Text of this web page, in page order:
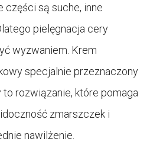
są suche, inne
pielęgnacja cery
wyzwaniem. Krem
specjalnie przeznaczony
rozwiązanie, które pomaga
zmarszczek i
nawilżenie.